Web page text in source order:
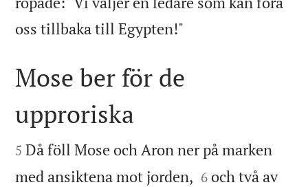
oss tillbaka till Egypten!"

Mose ber för de
upproriska

5 Då föll Mose och Aron ner på marken
med ansiktena mot jorden, 

6 och två av